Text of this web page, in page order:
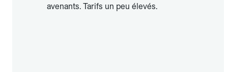
avenants. Tarifs un peu élevés.